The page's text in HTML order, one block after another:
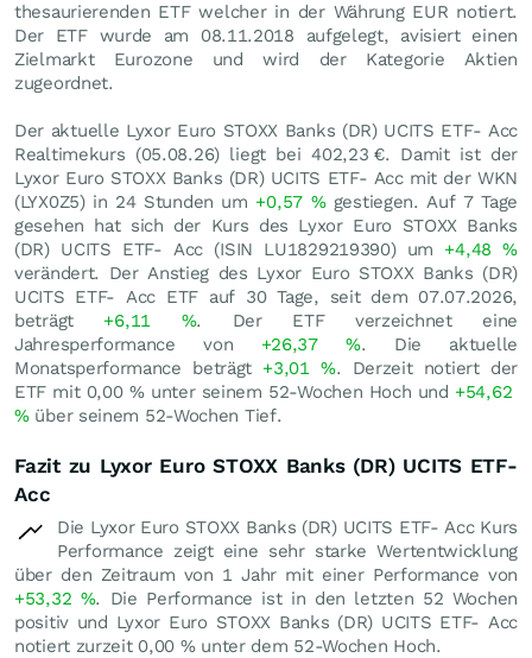
thesaurierenden ETF welcher in der Währung EUR notiert.
Der ETF wurde am 08.11.2018 aufgelegt, avisiert einen
Zielmarkt Eurozone und wird der Kategorie Aktien
zugeordnet.
Der aktuelle Lyxor Euro STOXX Banks (DR) UCITS ETF- Acc
Realtimekurs (05.08.26) liegt bei 402,23 €. Damit ist der
Lyxor Euro STOXX Banks (DR) UCITS ETF- Acc mit der WKN
(LYX0Z5) in 24 Stunden um +0,57 %gestiegen. Auf 7 Tage
gesehen hat sich der Kurs des Lyxor Euro STOXX Banks
(DR) UCITS ETF- Acc (ISIN LU1829219390) um +4,48%
verändert. Der Anstieg des Lyxor Euro STOXX Banks (DR)
UCITS ETF- Acc ETF auf 30 Tage, seit dem 07.07.2026,
beträgt +6,11 %. Der ETF verzeichnet eine
Jahresperformance von +26,37%. Die aktuelle
Monatsperformance beträgt +3,01 %. Derzeit notiert der
ETF mit 0,00 %unter seinem 52-Wochen Hoch und +54,62
%über seinem 52-Wochen Tief.
Fazit zu Lyxor Euro STOXX Banks (DR) UCITS ETF-
Acc
Die Lyxor Euro STOXX Banks (DR) UCITS ETF- Acc Kurs
Performance zeigt eine sehr starke Wertentwicklung
über den Zeitraum von 1 Jahr mit einer Performance von
+53,32 %. Die Performance ist in den letzten 52 Wochen
positiv und Lyxor Euro STOXX Banks (DR) UCITS ETF- Acc
notiert zurzeit 0,00 %unter dem 52-Wochen Hoch.